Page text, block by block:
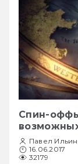
Спин-
Павел Ильин
16.06.2017
32179